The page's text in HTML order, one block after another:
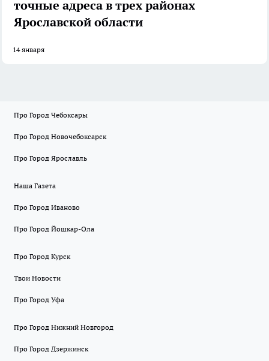
точные адреса в трех районах
Ярославской области
14 января
Про Город Чебоксары
Про Город Новочебоксарск
Про Город Ярославль
Наша Газета
Про Город Иваново
Про Город Йошкар-Ола
Про Город Курск
Твои Новости
Про Город Уфа
Про Город Нижний Новгород
Про Город Дзержинск